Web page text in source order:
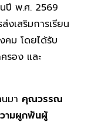
ปี พ.ศ. 2569
งเสริมการเรียน
คม โดยได้รับ
รอง และ
มา คุณวรรณ
ามผูกพันผู้